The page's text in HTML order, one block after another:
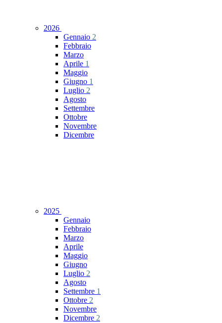
2026
Gennaio 2
Febbraio
Marzo
Aprile 1
Maggio
Giugno 1
Luglio 2
Agosto
Settembre
Ottobre
Novembre
Dicembre
2025
Gennaio
Febbraio
Marzo
Aprile
Maggio
Giugno
Luglio 2
Agosto
Settembre 1
Ottobre 2
Novembre
Dicembre 2